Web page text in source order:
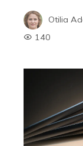
Otilia
140